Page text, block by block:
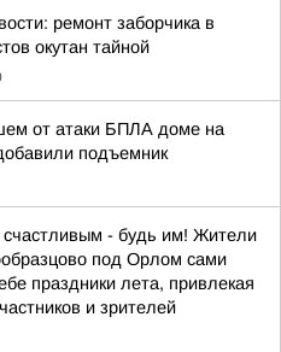
ремонт заборчика в
окутан тайной
от атаки БПЛА доме на
подъемник
- будь им! Жители
под Орлом сами
праздники лета, привлекая
и зрителей